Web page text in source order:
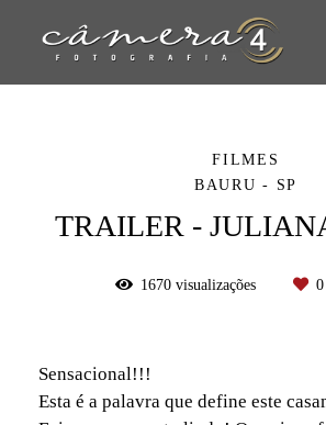
FILMES
BAURU - SP
TRAILER -
1670 visualizações 0
Sensacional!!!
Esta é a palavra que define este